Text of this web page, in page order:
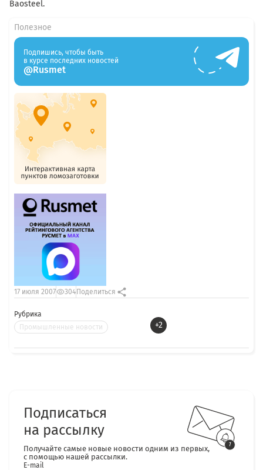
Baosteel.
Рубрика
Промышленные новости
+2
17 июля 2007 304 Поделиться
Полезное
Подпишись, чтобы быть
в курсе последних новостей
@Rusmet
Подписаться
на рассылку
Получайте самые новые новости одним из первых,
с помощью нашей рассылки.
E-mail